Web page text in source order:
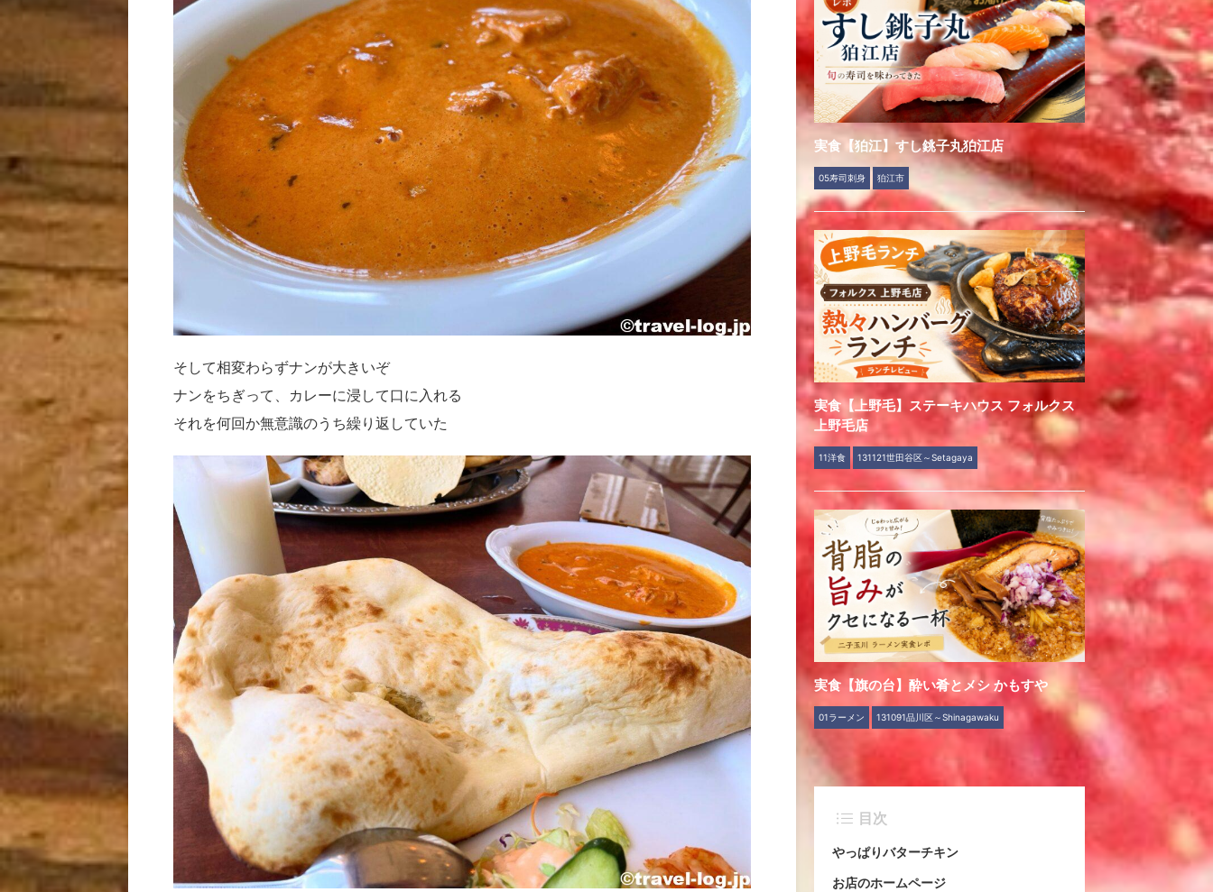
そして相変わらずナンが大きいぞ
ナンをちぎって、カレーに浸して口に入れる
それを何回か無意識のうち繰り返していた
実食【狛江】すし銚子丸狛江店
05寿司刺身 狛江市
実食【上野毛】ステーキハウス フォルクス
上野毛店
11洋食 131121世田谷区～Setagaya
実食【旗の台】酔い肴とメシ かもすや
01ラーメン 131091品川区～Shinagawaku
目次
やっぱりバターチキン
お店のホームページ